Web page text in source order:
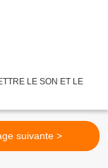
LE SON ET LE
suivante >